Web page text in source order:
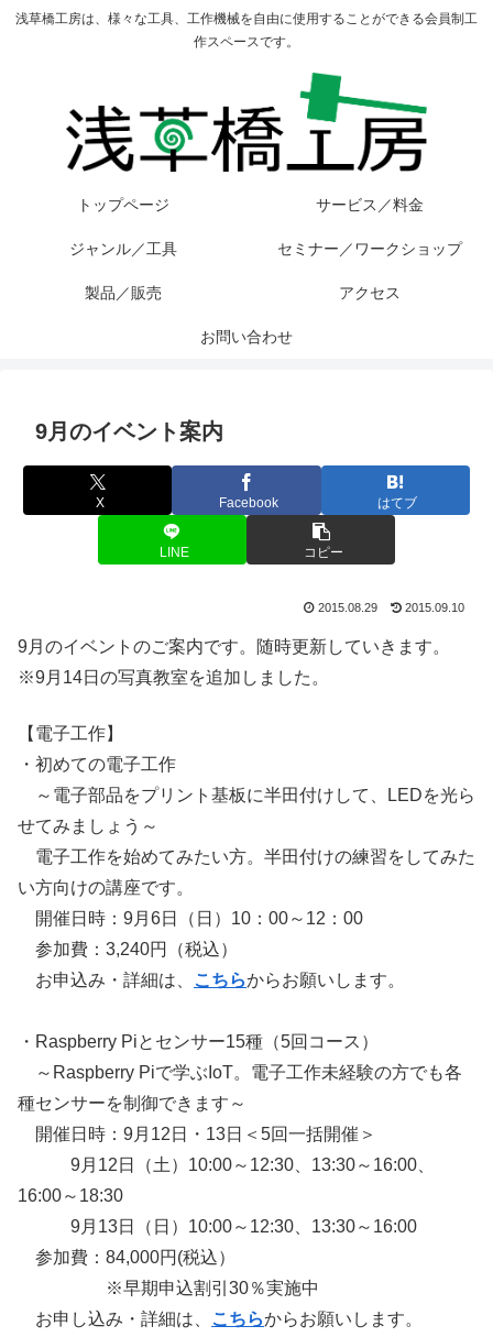
浅草橋工房は、様々な工具、工作機械を自由に使用することができる会員制工
作スペースです。
トップページ サービス／料金
ジャンル／工具 セミナー／ワークショップ
製品／販売 アクセス
お問い合わせ
9月のイベント案内
X Facebook はてブ
LINE コピー
2015.08.29 2015.09.10
9月のイベントのご案内です。随時更新していきます。
※9月14日の写真教室を追加しました。
【電子工作】
・初めての電子工作
～電子部品をプリント基板に半田付けして、LEDを光ら
せてみましょう～
電子工作を始めてみたい方。半田付けの練習をしてみた
い方向けの講座です。
開催日時：9月6日（日）10：00～12：00
参加費：3,240円（税込）
お申込み・詳細は、
こちらからお願いします。
・Raspberry Piとセンサー15種（5回コース）
～Raspberry Piで学ぶIoT。電子工作未経験の方でも各
種センサーを制御できます～
開催日時：9月12日・13日＜5回一括開催＞
9月12日（土）10:00～12:30、13:30～16:00、
16:00～18:30
9月13日（日）10:00～12:30、13:30～16:00
参加費：84,000円(税込）
※早期申込割引30％実施中
お申し込み・詳細は、
こちらからお願いします。